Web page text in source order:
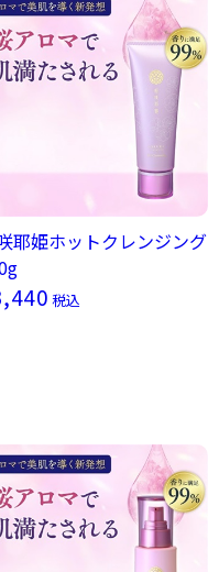
耶姫ホットクレンジング
税込